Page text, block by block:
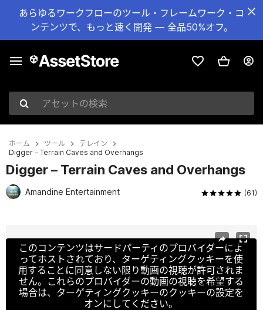
あらゆるワークフローのツール・フレームワーク・コ
ンテンツで、もっと速く開発 — 全品50%オフ。
アセットの検索
ホーム ツール
テレイン
Digger – Terrain Caves and Overhangs
Digger – Terrain Caves and Overhangs
Amandine Entertainment (61)
このコンテンツはサードパーティのプロバイダーによ
ってホストされており、ターゲティングクッキーを使
用することに同意しない限り動画の視聴が許可されま
せん。これらのプロバイダーの動画の視聴を希望する
場合は、ターゲティングクッキーのクッキーの設定を
オンにしてください。